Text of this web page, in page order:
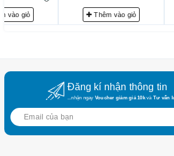
ngày, HCM 3~ 5 ngày...
4. Chi phí vận chuyển : chi phí về
vào giỏ Thêm vào giỏ
Đăng kí nhận thông tin
...nhận ngay Voucher giảm giá 10kvà Tư vấn